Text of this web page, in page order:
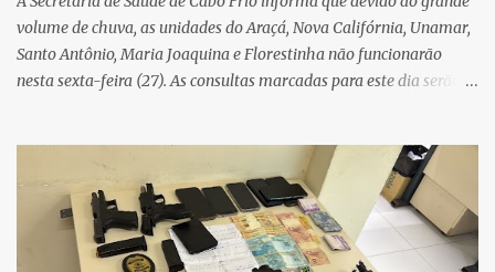
volume de chuva, as unidades do Araçá, Nova Califórnia, Unamar,
Santo Antônio, Maria Joaquina e Florestinha não funcionarão
nesta sexta-feira (27). As consultas marcadas para este dia serão
Contamos com a compreensão de toda população, pois se trata de
uma situação climática que foge ao controle da administração
pública.